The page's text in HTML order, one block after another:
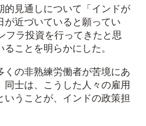
見通しについて「インドが
近づいていると願ってい
フラ投資を行ってきたと思
ことを明らかにした。
の非熟練労働者が苦境にあ
士は、こうした人々の雇用
うことが、インドの政策担